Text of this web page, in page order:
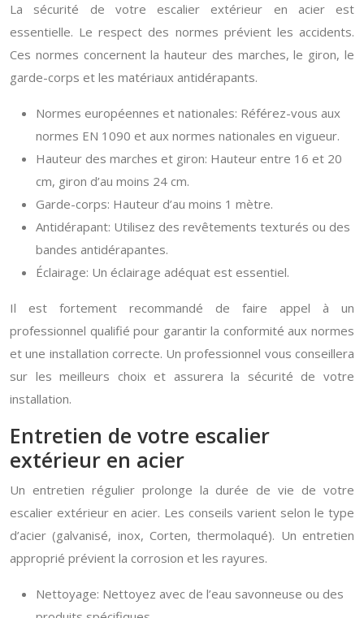
La sécurité de votre escalier extérieur en acier est
essentielle. Le respect des normes prévient les accidents.
Ces normes concernent la hauteur des marches, le giron, le
garde-corps et les matériaux antidérapants.
Normes européennes et nationales: Référez-vous aux
normes EN 1090 et aux normes nationales en vigueur.
Hauteur des marches et giron: Hauteur entre 16 et 20
cm, giron d’au moins 24 cm.
Garde-corps: Hauteur d’au moins 1 mètre.
Antidérapant: Utilisez des revêtements texturés ou des
bandes antidérapantes.
Éclairage: Un éclairage adéquat est essentiel.
Il est fortement recommandé de faire appel à un
professionnel qualifié pour garantir la conformité aux normes
et une installation correcte. Un professionnel vous conseillera
sur les meilleurs choix et assurera la sécurité de votre
installation.
Entretien de votre escalier
extérieur en acier
Un entretien régulier prolonge la durée de vie de votre
escalier extérieur en acier. Les conseils varient selon le type
d’acier (galvanisé, inox, Corten, thermolaqué). Un entretien
approprié prévient la corrosion et les rayures.
Nettoyage: Nettoyez avec de l’eau savonneuse ou des